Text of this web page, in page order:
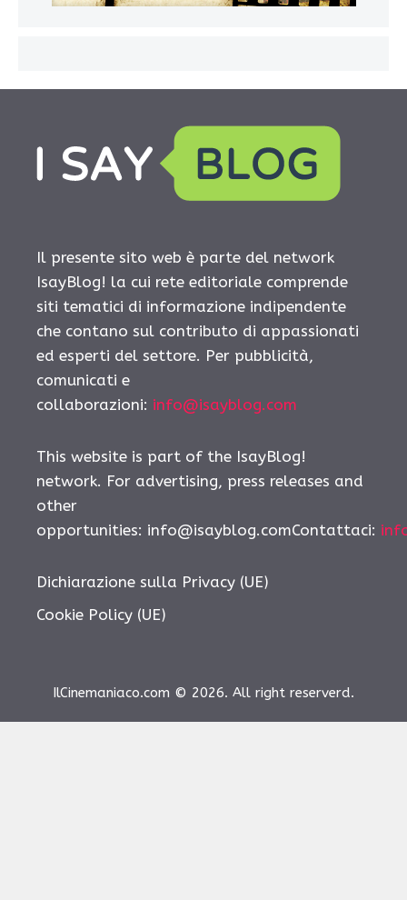
Il presente sito web è parte del network
IsayBlog! la cui rete editoriale comprende
siti tematici di informazione indipendente
che contano sul contributo di appassionati
ed esperti del settore. Per pubblicità,
comunicati e
collaborazioni: info@isayblog.com
This website is part of the IsayBlog!
network. For advertising, press releases and
other
opportunities: info@isayblog.comContattaci:
Dichiarazione sulla Privacy (UE)
Cookie Policy (UE)
IlCinemaniaco.com © 2026. All right reserverd.